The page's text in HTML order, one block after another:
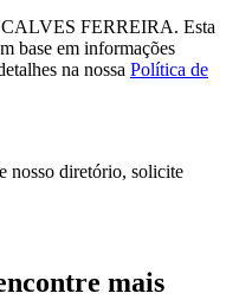
FERREIRA. Esta
base em informações
na nossa Política de
nosso diretório, solicite
mais